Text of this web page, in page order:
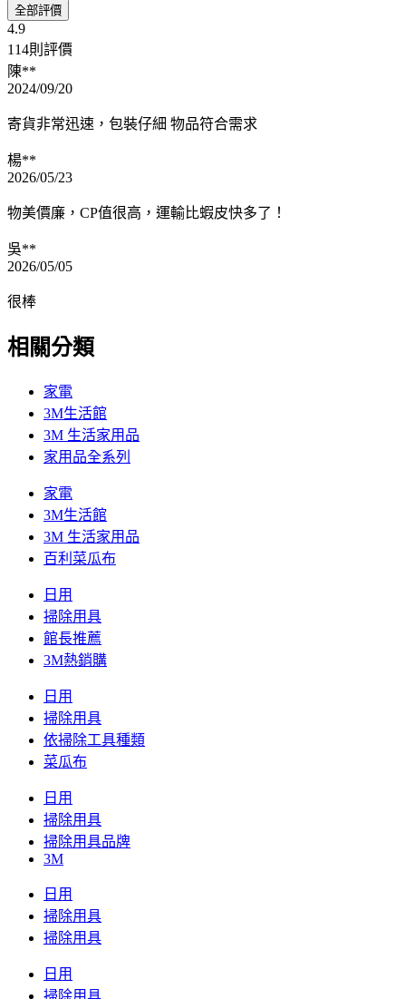
全部評價
4.9
114則評價
陳**
2024/09/20
寄貨非常迅速，包裝仔細 物品符合需求
楊**
2026/05/23
物美價廉，CP值很高，運輸比蝦皮快多了！
吳**
2026/05/05
很棒
相關分類
家電
3M生活館
3M 生活家用品
家用品全系列
家電
3M生活館
3M 生活家用品
百利菜瓜布
日用
掃除用具
館長推薦
3M熱銷購
日用
掃除用具
依掃除工具種類
菜瓜布
日用
掃除用具
掃除用具品牌
3M
日用
掃除用具
掃除用具
日用